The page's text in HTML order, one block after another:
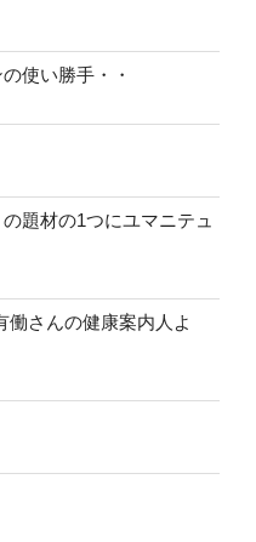
使い勝手・・
題材の1つにユマニテュ
働さんの健康案内人よ